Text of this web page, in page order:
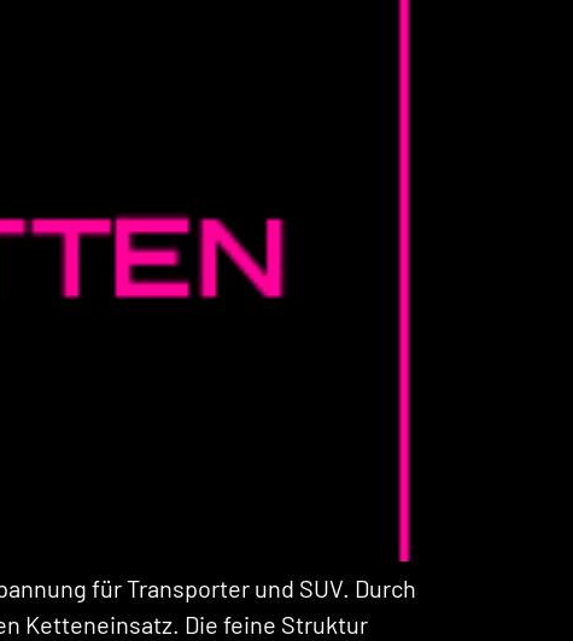
für Transporter und SUV. Durch
Ketteneinsatz. Die feine Struktur